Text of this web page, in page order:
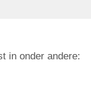
in onder andere: